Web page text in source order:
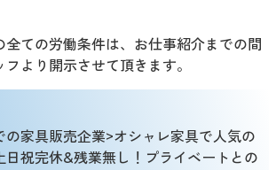
ての労働条件は、お仕事紹介までの間
フより開示させて頂きます。
の家具販売企業>オシャレ家具で人気の
祝完休&残業無し！プライベートとの